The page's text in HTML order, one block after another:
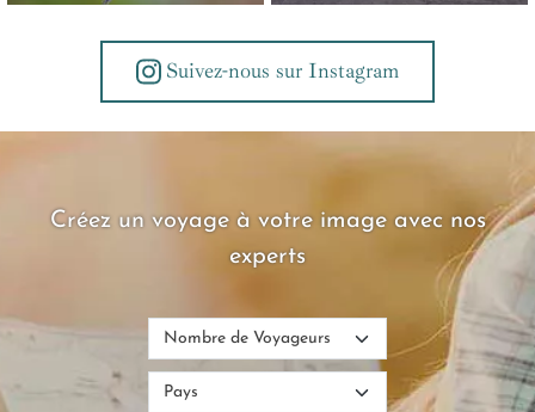
Suivez-nous sur Instagram
Créez un voyage à votre image avec nos
experts